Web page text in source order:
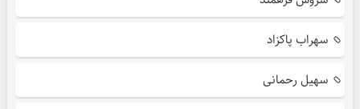
سهراب پاکزاد
سهیل رحمانی